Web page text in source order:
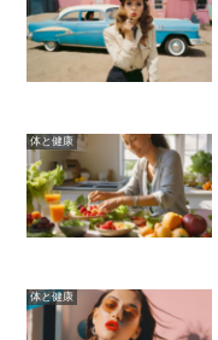
体と健康
体と健康